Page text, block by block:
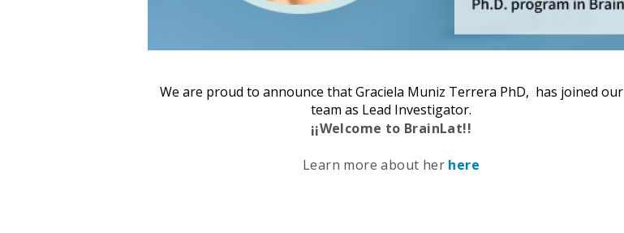
We are proud to announce that Graciela Muniz Terrera PhD, has joined our
team as Lead Investigator.
¡¡Welcome to BrainLat!!
Learn more about her here